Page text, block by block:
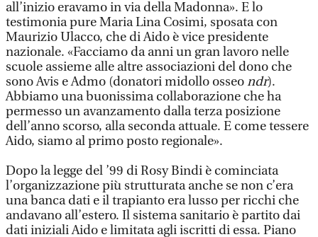
all’inizio eravamo in via della Madonna». E lo
testimonia pure Maria Lina Cosimi, sposata con
Maurizio Ulacco, che di Aido è vice presidente
nazionale. «Facciamo da anni un gran lavoro nelle
scuole assieme alle altre associazioni del dono che
sono Avis e Admo (donatori midollo osseondr).
Abbiamo una buonissima collaborazione che ha
permesso un avanzamento dalla terza posizione
dell’anno scorso, alla seconda attuale. E come tessere
Aido, siamo al primo posto regionale».
Dopo la legge del ’99 di Rosy Bindi è cominciata
l’organizzazione più strutturata anche se non c’era
una banca dati e il trapianto era lusso per ricchi che
andavano all’estero. Il sistema sanitario è partito dai
dati iniziali Aido e limitata agli iscritti di essa. Piano